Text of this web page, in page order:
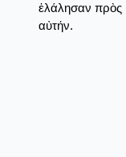
ἐλάλησαν πρὸς
αὐτήν.